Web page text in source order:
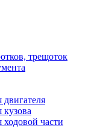
трещоток
части